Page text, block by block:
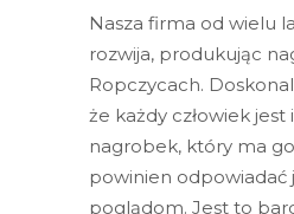
Nasza firma od wielu
rozwija, produkując
Ropczycach.
że każdy człowiek jest
nagrobek, który ma
powinien odpowiadać
poglądom. Jest to